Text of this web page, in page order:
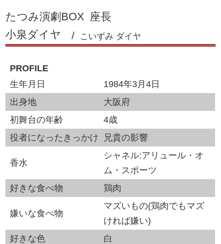
たつみ演劇BOX 座長
小泉ダイヤ
こいずみ ダイヤ
PROFILE
生年月日
1984年3月4日
出身地
大阪府
初舞台の年齢
4歳
役者になったきっかけ
兄貴の影響
香水
シャネル:アリュール・オ
ム・スポーツ
好きな食べ物
鶏肉
嫌いな食べ物
マズいもの(鶏肉でもマズ
ければ嫌い)
好きな色
白